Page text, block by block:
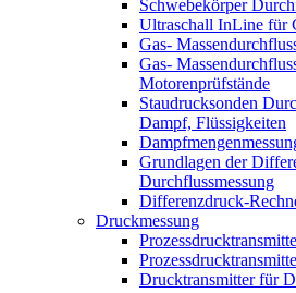
Schwebekörper
Ultraschall InLine für
Gas-
Gas-
Motorenprüfstände
Staudrucksonden
Dampf, Flüssigkeiten
Grundlagen der
Durchflussmessung
Differenzdruck-
Druckmessung
Drucktransmitter für